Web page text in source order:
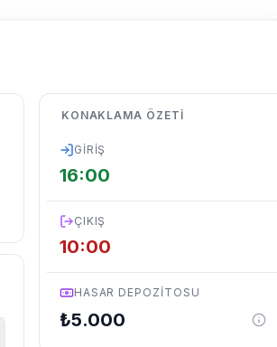
KONAKLAMA ÖZETI
GIRIŞ
16:00
ÇIKIŞ
10:00
HASAR DEPOZITOSU
₺5.000